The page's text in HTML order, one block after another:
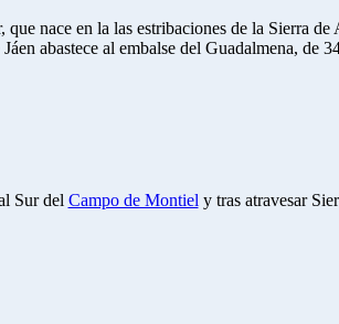
nace en la las estribaciones de la Sierra
abastece al embalse del Guadalmena, de
Sur del Campo de Montiel y tras atravesar